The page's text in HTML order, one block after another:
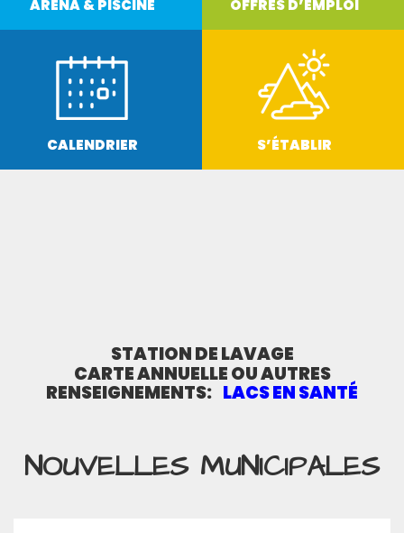
ARÉNA & PISCINE OFFRES D’EMPLOI
CALENDRIER S’ÉTABLIR
STATION DE LAVAGE
CARTE ANNUELLE OU AUTRES
RENSEIGNEMENTS: LACS EN SANTÉ
NOUVELLES MUNICIPALES